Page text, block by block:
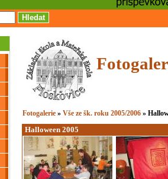
Fotogalerie »Vše ze šk. roku 2005/2006 »
Halloween 2005